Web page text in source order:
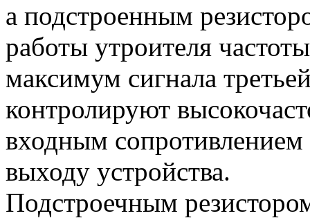
а подстроенным
работы утроителя
максимум сигнала
контролируют
входным
выходу устройства.
Подстроечным